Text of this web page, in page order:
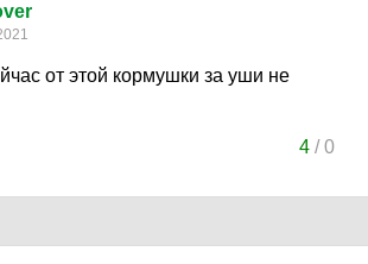
от этой кормушки за уши не
4/0